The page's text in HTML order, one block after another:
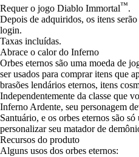
Available actions
Requer o jogo Diablo Immortal™.
Depois de adquiridos, os itens
login.
Taxas incluídas.
Abrace o calor do Inferno
Orbes eternos são uma moeda de
ser usados para comprar itens que
brasões lendários eternos, itens
Independentemente da classe que
Inferno Ardente, seu personagem
Santuário, e os orbes eternos são
personalizar seu matador de
Recursos do produto
Alguns usos dos orbes eternos: